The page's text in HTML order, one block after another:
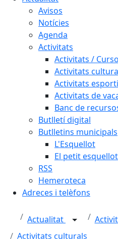
Avisos
Notícies
Agenda
Activitats
Activitats /
Activitats
Activitats
Activitats de
Banc de
Butlletí digital
Butlletins municipals
L'Esquellot
El petit esquellot
RSS
Hemeroteca
Adreces i telèfons
Actualitat
Activitats culturals